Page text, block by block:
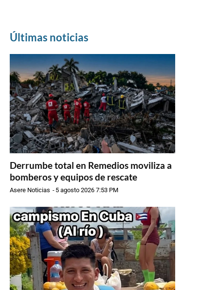
Últimas noticias
Derrumbe total en Remedios moviliza a
bomberos y equipos de rescate
Asere Noticias - 5 agosto 2026 7:53 PM